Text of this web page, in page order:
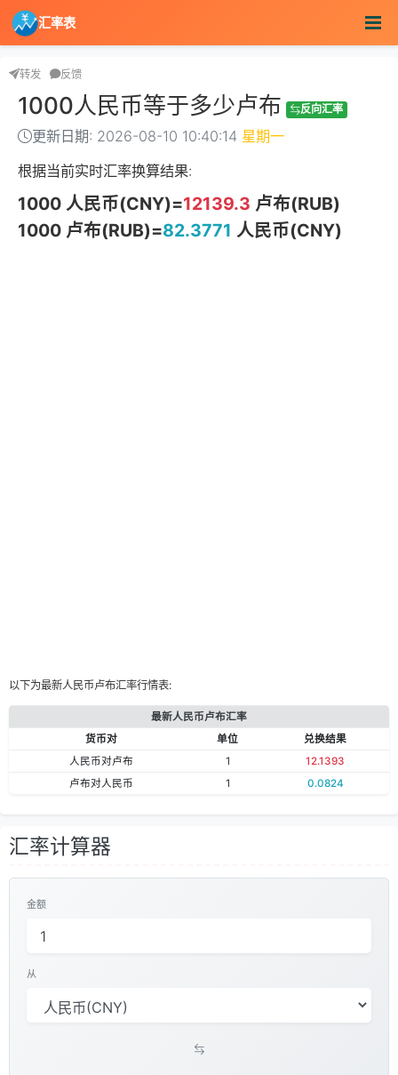
汇率表
转发 反馈
1000人民币等于多少卢布 反向汇率
更新日期: 2026-08-10 10:40:14 星期一
根据当前实时汇率换算结果:
1000 人民币(CNY)=12139.3 卢布(RUB)
1000 卢布(RUB)=82.3771 人民币(CNY)
以下为最新人民币卢布汇率行情表:
最新人民币卢布汇率
货币对
单位
兑换结果
人民币对卢布
1
12.1393
卢布对人民币
1 0.0824
汇率计算器
金额
从